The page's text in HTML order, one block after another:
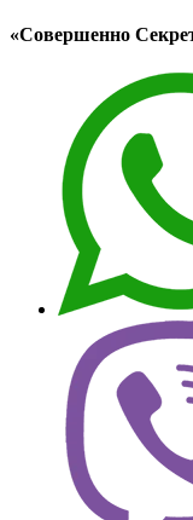
«Совершенно